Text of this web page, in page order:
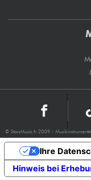
© StarsMusic.fr 2009 -
Hinweis bei
Ihre